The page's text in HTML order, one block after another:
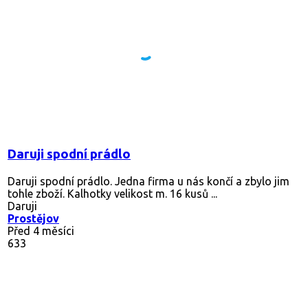
Daruji spodní prádlo
Daruji spodní prádlo. Jedna firma u nás končí a zbylo jim
tohle zboží. Kalhotky velikost m. 16 kusů ...
Daruji
Prostějov
Před 4 měsíci
633